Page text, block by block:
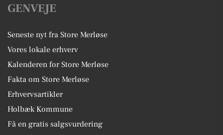
GENVEJE
Seneste nyt fra Store Merløse
Vores lokale erhverv
Kalenderen for Store Merløse
Fakta om Store Merløse
Erhvervsartikler
Holbæk Kommune
Få en gratis salgsvurdering